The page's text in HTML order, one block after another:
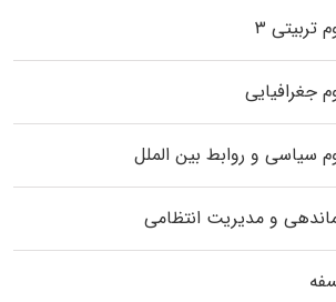
۳
جغرافیایی
سیاسی و روابط بین الملل
و مدیریت انتظامی